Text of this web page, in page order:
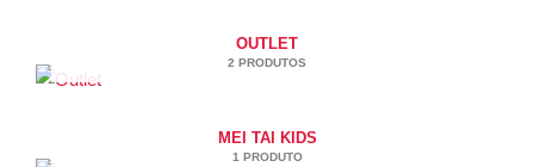
OUTLET
2 PRODUTOS
MEI TAI KIDS
1 PRODUTO